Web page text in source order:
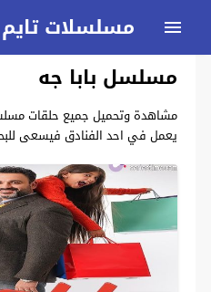
مسلسلات تايم
مسلسل بابا جه
يعمل في احد الفنادق فيسعى